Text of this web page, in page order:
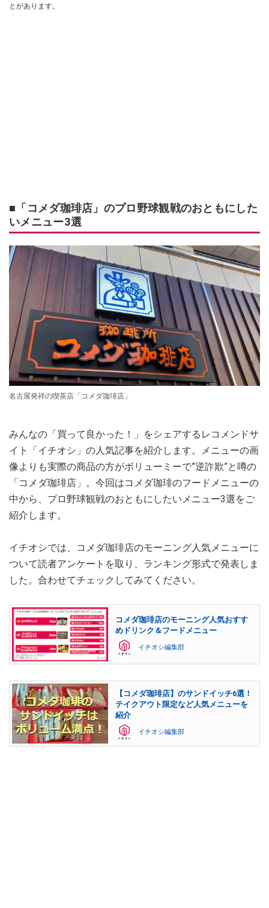
とがあります。
■「コメダ珈琲店」のプロ野球観戦のおともにした
いメニュー3選
名古屋発祥の喫茶店「コメダ珈琲店」
みんなの「買って良かった！」をシェアするレコメンドサ
イト「イチオシ」の人気記事を紹介します。メニューの画
像よりも実際の商品の方がボリューミーで”逆詐欺”と噂の
「コメダ珈琲店」。今回はコメダ珈琲のフードメニューの
中から、プロ野球観戦のおともにしたいメニュー3選をご
紹介します。
イチオシでは、コメダ珈琲店のモーニング人気メニューに
ついて読者アンケートを取り、ランキング形式で発表しま
した。合わせてチェックしてみてください。
コメダ珈琲店のモーニング人気おすす
めドリンク＆フードメニュー
イチオシ編集部
【コメダ珈琲店】のサンドイッチ6選！
テイクアウト限定など人気メニューを
紹介
イチオシ編集部